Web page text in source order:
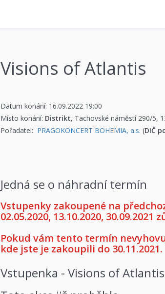
Visions of Atlantis
Datum konání: 16.09.2022 19:00
Místo konání: Distrikt, Tachovské náměstí 290/5,
Pořadatel: PRAGOKONCERT BOHEMIA, a.s. (DIČ
Jedná se o náhradní termín
Vstupenky zakoupené na
02.05.2020, 13.10.2020,
Pokud vám tento termín
kde jste je zakoupili do 30.11.2021.
Vstupenka - Visions of Atlantis